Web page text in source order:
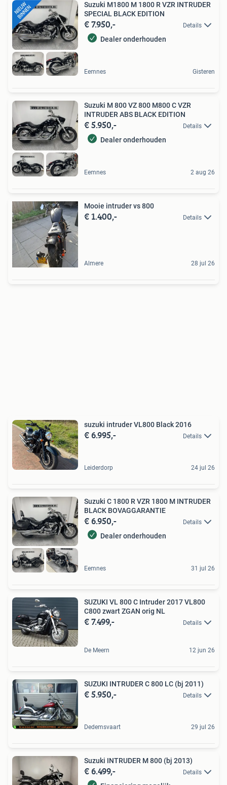
Suzuki M1800 M 1800 R VZR INTRUDER
SPECIAL BLACK EDITION
€ 7.950,- Details
Dealer onderhouden
Eemnes Gisteren
Suzuki M 800 VZ 800 M800 C VZR
INTRUDER ABS BLACK EDITION
€ 5.950,- Details
Dealer onderhouden
Eemnes 2 aug 26
Mooie intruder vs 800
€ 1.400,- Details
Almere 28 jul 26
suzuki intruder VL800 Black 2016
€ 6.995,- Details
Leiderdorp 24 jul 26
Suzuki C 1800 R VZR 1800 M INTRUDER
BLACK BOVAGGARANTIE
€ 6.950,- Details
Dealer onderhouden
Eemnes 31 jul 26
SUZUKI VL 800 C Intruder 2017 VL800
C800 zwart ZGAN orig NL
€ 7.499,- Details
De Meern 12 jun 26
SUZUKI INTRUDER C 800 LC (bj 2011)
€ 5.950,- Details
Dedemsvaart 29 jul 26
Suzuki INTRUDER M 800 (bj 2013)
€ 6.499,- Details